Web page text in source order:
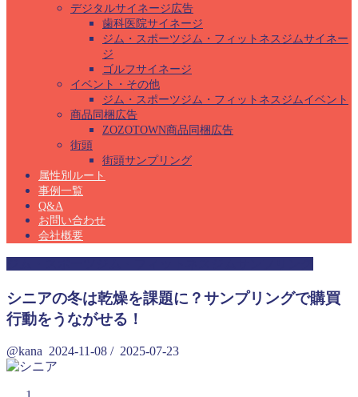
デジタルサイネージ広告
歯科医院サイネージ
ジム・スポーツジム・フィットネスジムサイネー
ジ
ゴルフサイネージ
イベント・その他
ジム・スポーツジム・フィットネスジムイベント
商品同梱広告
ZOZOTOWN商品同梱広告
街頭
街頭サンプリング
属性別ルート
事例一覧
Q&A
お問い合わせ
会社概要
シニアの冬は乾燥を課題に？サンプリングで購買
行動をうながせる！
@kana 2024-11-08 / 2025-07-23